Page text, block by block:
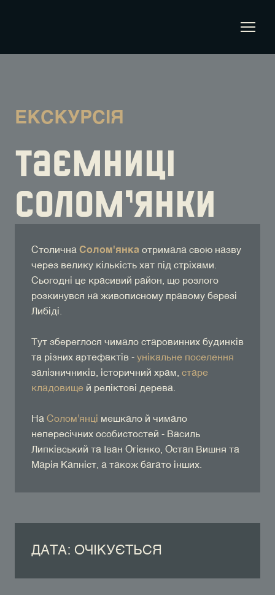
ЕКСКУРСІЯ
Таємниці
Солом'янки
Столична Солом'янка отримала свою назву
через велику кількість хат під стріхами.
Сьогодні це красивий район, що розлого
розкинувся на живописному правому березі
Либіді.
Тут збереглося чимало старовинних будинків
та різних артефактів - унікальне поселення
залізничників, історичний храм, старе
кладовище й реліктові дерева.
На Солом'янці мешкало й чимало
непересічних особистостей - Василь
Липківський та Іван Огієнко, Остап Вишня та
Марія Капніст, а також багато інших.
ДАТА: ОЧІКУЄТЬСЯ